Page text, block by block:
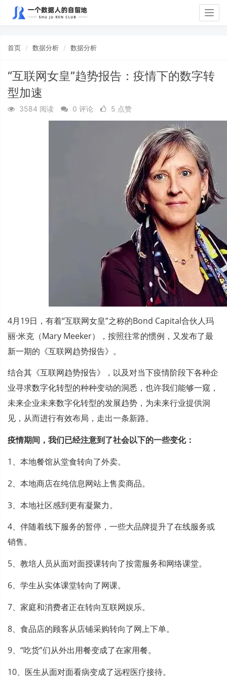
首页 数据分析 数据分析
“互联网女皇”趋势报告：疫情下的数字转
型加速
3584 阅读 0 评论 5 点赞
4月19日，有着“互联网女皇”之称的Bond Capital合伙人玛
丽·米克（Mary Meeker），按照往常的惯例，又发布了最
新一期的《互联网趋势报告》。
结合其《互联网趋势报告》，以及对当下疫情阶段下各种企
业寻求数字化转型的种种变动的洞悉，也许我们能够一窥，
未来企业未来数字化转型的发展趋势，为未来行业提供洞
见，从而进行有效布局，走出一条新路。
疫情期间，我们已经注意到了社会以下的一些变化：
1、本地餐馆从堂食转向了外卖。
2、本地商店在纯信息网站上售卖商品。
3、本地社区感到更有凝聚力。
4、伴随着线下服务的暂停，一些大品牌提升了在线服务或
销售。
5、教培人员从面对面授课转向了按需服务和网络课堂。
6、学生从实体课堂转向了网课。
7、家庭和消费者正在转向互联网娱乐。
8、食品店的顾客从店铺采购转向了网上下单。
9、“吃货”们从外出用餐变成了在家用餐。
10、医生从面对面看病变成了远程医疗接待。